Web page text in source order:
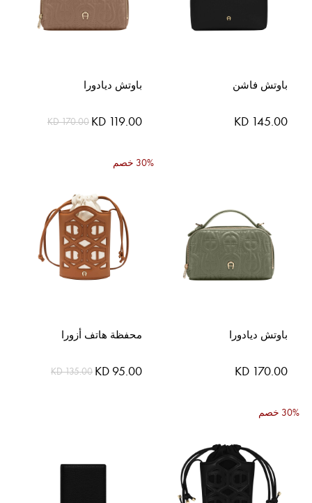
باوتش فاشن
KD 145.00
باوتش ديادورا
السعر
الخاص
KD 119.00
KD 170.00
باوتش ديادورا
KD 170.00
30% خصم
محفظة هاتف أزورا
السعر
الخاص
KD 95.00
KD 135.00
30% خصم